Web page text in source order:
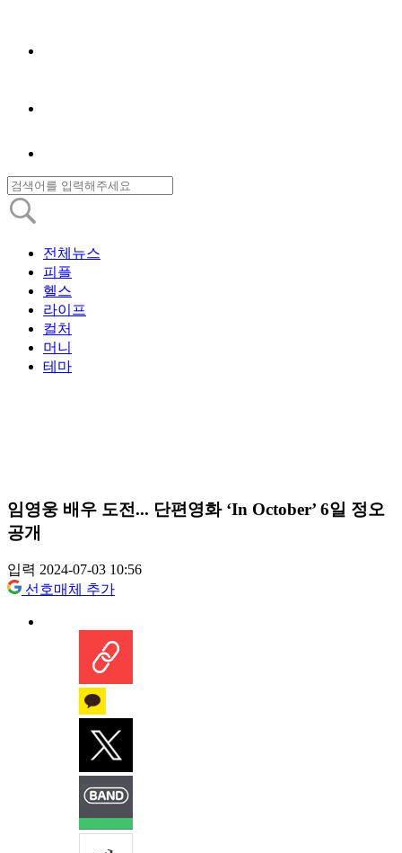
전체뉴스
피플
헬스
라이프
컬처
머니
테마
임영웅 배우 도전... 단편영화 ‘In October’ 6일 정오
공개
입력 2024-07-03 10:56
선호매체 추가